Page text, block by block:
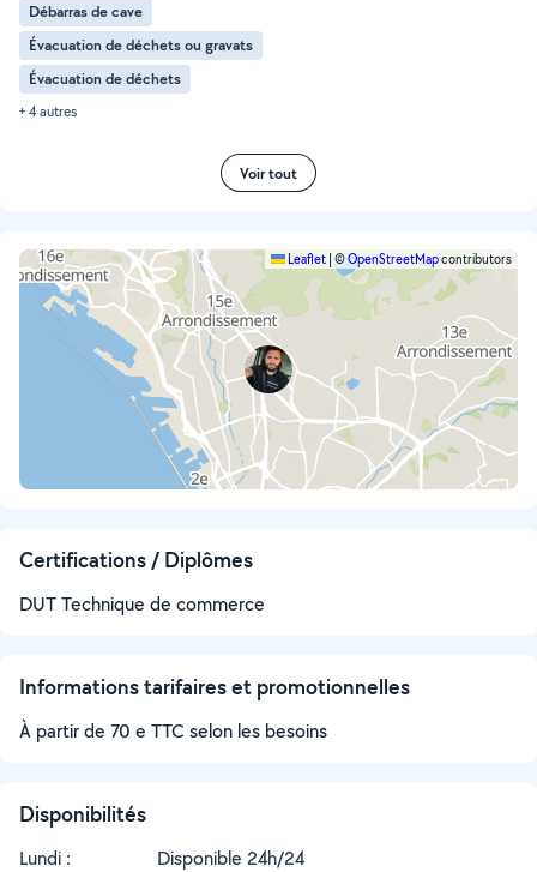
Débarras de cave
Évacuation de déchets ou gravats
Évacuation de déchets
+ 4 autres
Voir tout
Leaflet ©OpenStreetMapcontributors
Certifications / Diplômes
DUT Technique de commerce
Informations tarifaires et promotionnelles
À partir de 70 e TTC selon les besoins
Disponibilités
Lundi :
Disponible 24h/24